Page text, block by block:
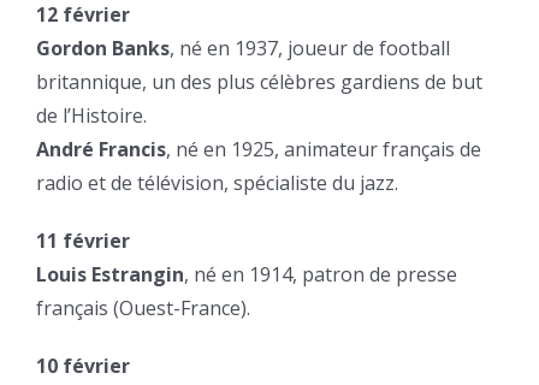
12 février
Gordon Banks, né en 1937, joueur de football
britannique, un des plus célèbres gardiens de but
de l’Histoire.
André Francis, né en 1925, animateur français de
radio et de télévision, spécialiste du jazz.
11 février
Louis Estrangin, né en 1914, patron de presse
français (Ouest-France).
10 février